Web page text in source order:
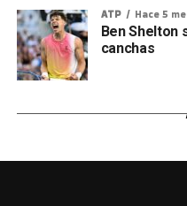
ATP Hace 5
Ben Shelton
canchas